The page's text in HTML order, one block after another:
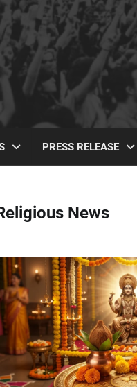
PRESS RELEASE
News